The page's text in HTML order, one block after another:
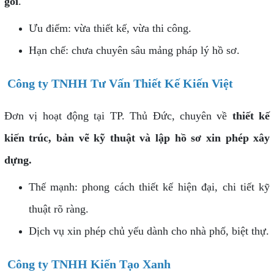
Ưu điểm: vừa thiết kế, vừa thi công.
Hạn chế: chưa chuyên sâu mảng pháp lý hồ sơ.
Công ty TNHH Tư Vấn Thiết Kế Kiến Việt
Đơn vị hoạt động tại TP. Thủ Đức, chuyên về thiết kế
kiến trúc, bản vẽ kỹ thuật và lập hồ sơ xin phép xây
dựng.
Thế mạnh: phong cách thiết kế hiện đại, chi tiết kỹ
thuật rõ ràng.
Dịch vụ xin phép chủ yếu dành cho nhà phố, biệt thự.
Công ty TNHH Kiến Tạo Xanh